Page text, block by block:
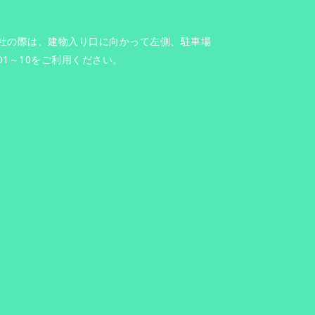
の際は、建物入り口に向かって左側、駐車場
～10をご利用ください。